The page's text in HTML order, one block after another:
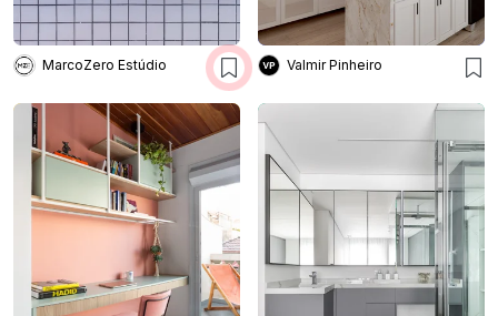
MarcoZero Estúdio Valmir Pinheiro